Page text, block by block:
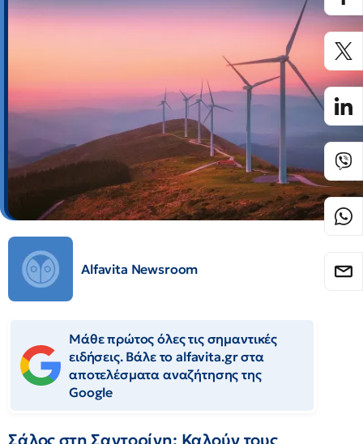
Alfavita Newsroom
Μάθε πρώτος όλες τις σημαντικές
ειδήσεις. Βάλε το alfavita.gr στα
αποτελέσματα αναζήτησης της
Google